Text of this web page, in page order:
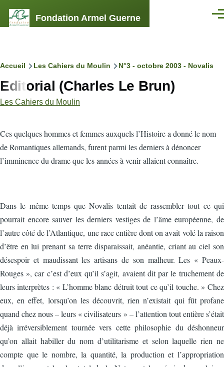
Fondation Armel Guerne
Fil
d'Ariane
Accueil Les Cahiers du Moulin N°3 - octobre 2003 - Novalis
Editorial (Charles Le Brun)
Les Cahiers du Moulin
Ces quelques hommes et femmes auxquels l’Histoire a donné le nom
de Romantiques allemands, furent parmi les derniers à dénoncer
l’imminence du drame que les années à venir allaient connaître.
Dans le même temps que Novalis tentait de rassembler tout ce qui
pourrait encore sauver les derniers vestiges de l’âme européenne, de
l’autre côté de l’Atlantique, une race entière dont on avait volé la raison
d’être en lui prenant sa terre disparaissait, anéantie, criant au ciel son
désespoir et maudissant les artisans de son malheur. Les « Peaux-
Rouges », car c’est d’eux qu’il s’agit, avaient dit par le truchement de
leurs interprètes : « L’homme blanc détruit tout ce qu’il touche. » Chez
eux, en effet, lorsqu’on les découvrit, rien n’existait qui fût profane
quand chez nous – leurs « civilisateurs » – l’attention tout entière s’était
déjà irréversiblement tournée vers cette philosophie du déshonneur
qu’on allait habiller du nom d’utilitarisme et selon laquelle rien ne
compte que le nombre, la quantité, la production et l’appropriation